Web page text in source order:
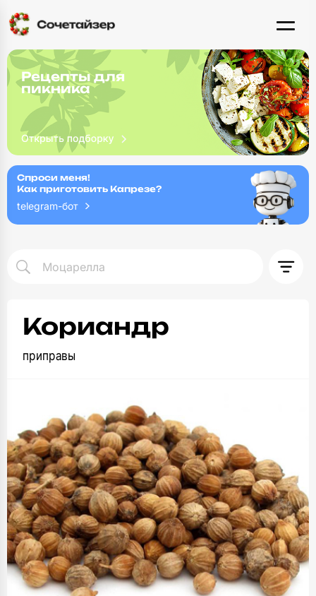
Рецепты для
пикника
Спроси меня!
Как приготовить Капрезе?
telegram-бот
Кориандр
приправы